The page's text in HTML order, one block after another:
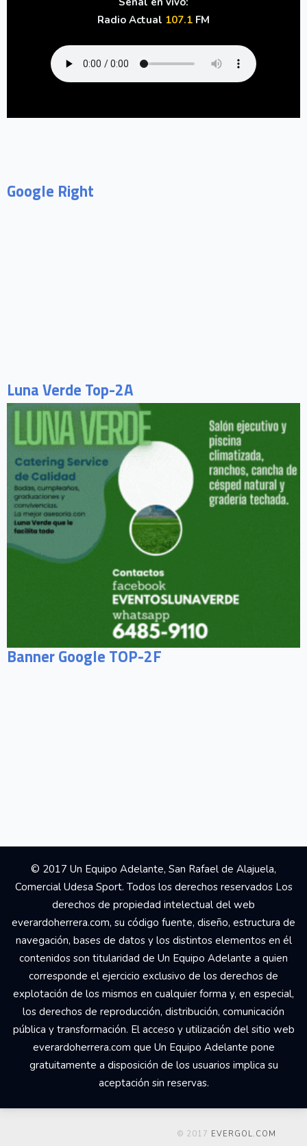
Radio Actual 107.1 FM
Google Right
Luna Verde Top-2A
Banner Google TOP-2F
© 2017 Un Equipo Adelante, San Rafael de Alajuela,
Comercial Udesa Sport. Todos los derechos reservados Los
derechos de propiedad intelectual del web
everardoherrera.com, su código fuente, diseño, estructura de
navegación, bases de datos y los distintos elementos en él
contenidos son titularidad de Un Equipo Adelante a quien
corresponde el ejercicio exclusivo de los derechos de
explotación de los mismos en cualquier forma y, en especial,
los derechos de reproducción, distribución, comunicación
pública y transformación. El acceso y utilización del sitio web
everardoherrera.com que Un Equipo Adelante pone
gratuitamente a disposición de los usuarios implica su
aceptación sin reservas.
© 2017 EVERGOL.COM